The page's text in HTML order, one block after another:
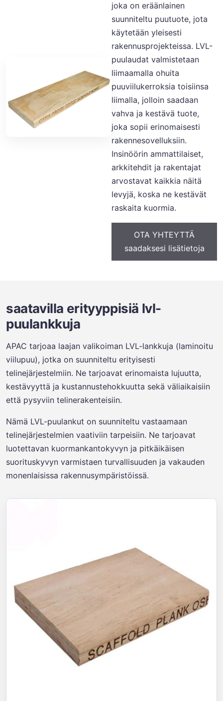
joka on eräänlainen
suunniteltu puutuote, jota
käytetään yleisesti
rakennusprojekteissa. LVL-
puulaudat valmistetaan
liimaamalla ohuita
puuviilukerroksia toisiinsa
liimalla, jolloin saadaan
vahva ja kestävä tuote,
joka sopii erinomaisesti
rakennesovelluksiin.
Insinöörin ammattilaiset,
arkkitehdit ja rakentajat
arvostavat kaikkia näitä
levyjä, koska ne kestävät
raskaita kuormia.
OTA YHTEYTTÄ
saadaksesi lisätietoja
saatavilla erityyppisiä lvl-
puulankkuja
APAC tarjoaa laajan valikoiman LVL-lankkuja (laminoitu
viilupuu), jotka on suunniteltu erityisesti
telinejärjestelmiin. Ne tarjoavat erinomaista lujuutta,
kestävyyttä ja kustannustehokkuutta sekä väliaikaisiin
että pysyviin telinerakenteisiin.
Nämä LVL-puulankut on suunniteltu vastaamaan
telinejärjestelmien vaativiin tarpeisiin. Ne tarjoavat
luotettavan kuormankantokyvyn ja pitkäikäisen
suorituskyvyn varmistaen turvallisuuden ja vakauden
monenlaisissa rakennusympäristöissä.